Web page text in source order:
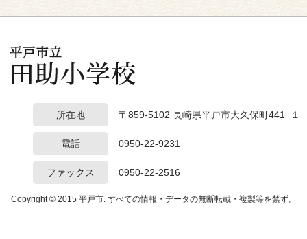
所在地 〒859-5102 長崎県平戸市大久保町441−１
電話 0950-22-9231
ファックス 0950-22-2516
Copyright © 2015 平戸市. すべての情報・データの無断転載・複製等を禁ず。